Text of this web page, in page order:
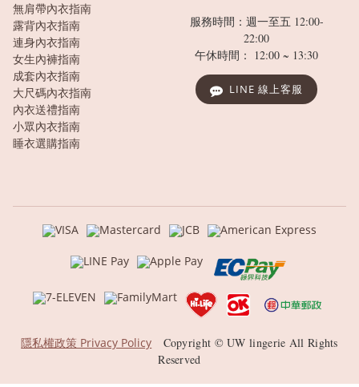
無肩帶內衣指南
露背內衣指南
連身內衣指南
女生內褲指南
成套內衣指南
大尺碼內衣指南
內衣送禮指南
小眾內衣指南
睡衣選購指南
服務時間：週一至五 12:00-
22:00
午休時間： 12:00 ~ 13:30
LINE 線上客服
隱私權政策 Privacy Policy Copyright © UW lingerie All Rights
Reserved